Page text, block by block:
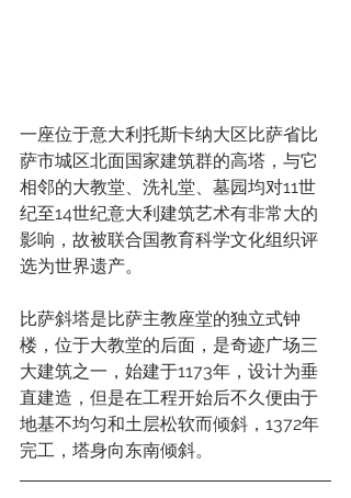
一座位于意大利托斯卡纳大区比萨省比
萨市城区北面国家建筑群的高塔，与它
相邻的大教堂、洗礼堂、墓园均对11世
纪至14世纪意大利建筑艺术有非常大的
影响，故被联合国教育科学文化组织评
选为世界遗产。
比萨斜塔是比萨主教座堂的独立式钟
楼，位于大教堂的后面，是奇迹广场三
大建筑之一，始建于1173年，设计为垂
直建造，但是在工程开始后不久便由于
地基不均匀和土层松软而倾斜，1372年
完工，塔身向东南倾斜。